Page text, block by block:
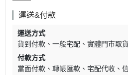
運送&付款
運送方式
貨到付款
一般宅配 實體門市取貨
付款方式
當面付款
轉帳匯款 宅配代收